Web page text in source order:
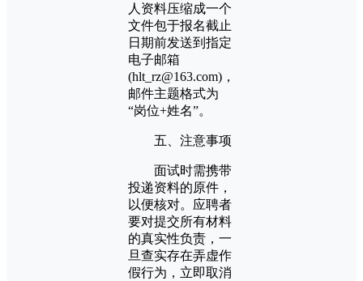
人资料压缩成一个
文件包于报名截止
日期前发送到指定
电子邮箱
(hlt_rz@163.com)，
邮件主题格式为
“岗位+姓名”。
五、注意事项
面试时需携带
投递资料的原件，
以便核对。应聘者
要对提交所有材料
的真实性负责，一
旦查实存在弄虚作
假行为，立即取消